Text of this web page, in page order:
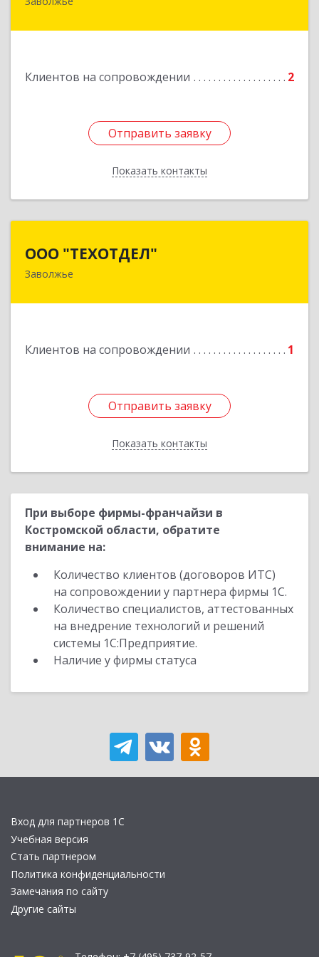
Клиентов на сопровождении 2
Отправить заявку
Показать контакты
Отправить заявку
Назад
ООО "ТЕХОТДЕЛ"
Заволжье
Клиентов на сопровождении 1
Отправить заявку
Показать контакты
Отправить заявку
Назад
При выборе фирмы-франчайзи в
Костромской области, обратите
внимание на:
Количество клиентов (договоров ИТС)
на сопровождении у партнера фирмы 1С.
Количество специалистов, аттестованных
на внедрение технологий и решений
системы 1С:Предприятие.
Наличие у фирмы статуса
Вход для партнеров 1С
Учебная версия
Стать партнером
Политика конфиденциальности
Замечания по сайту
Другие сайты